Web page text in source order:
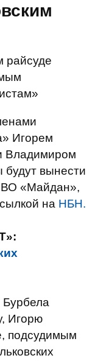
райсуде
Игорем
Владимиром
вынести
ВО «Майдан»,
на НБН.
Игорю
подсудимым